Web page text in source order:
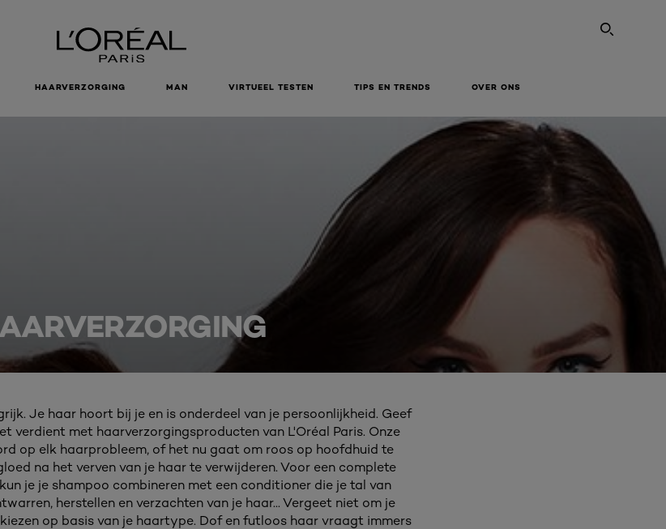
HAARVERZORGING MAN VIRTUEEL TESTEN TIPS EN TRENDS OVER ONS
Je haar hoort bij je en is onderdeel van je persoonlijkheid. Geef
verdient met haarverzorgingsproducten van L'Oréal Paris. Onze
op elk haarprobleem, of het nu gaat om roos op hoofdhuid te
na het verven van je haar te verwijderen. Voor een complete
je je shampoo combineren met een conditioner die je tal van
herstellen en verzachten van je haar... Vergeet niet om je
op basis van je haartype. Dof en futloos haar vraagt immers